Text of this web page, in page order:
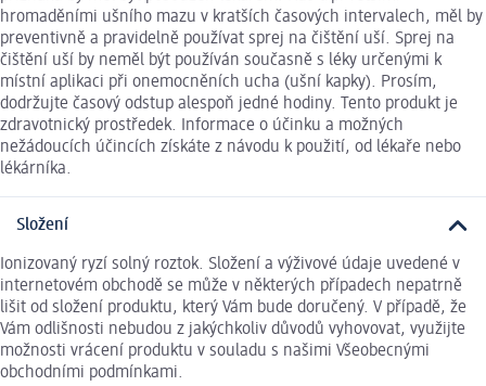
hromaděními ušního mazu v kratších časových intervalech, měl by
preventivně a pravidelně používat sprej na čištění uší. Sprej na
čištění uší by neměl být používán současně s léky určenými k
místní aplikaci při onemocněních ucha (ušní kapky). Prosím,
dodržujte časový odstup alespoň jedné hodiny. Tento produkt je
zdravotnický prostředek. Informace o účinku a možných
nežádoucích účincích získáte z návodu k použití, od lékaře nebo
lékárníka.
Složení
Ionizovaný ryzí solný roztok. Složení a výživové údaje uvedené v
internetovém obchodě se může v některých případech nepatrně
lišit od složení produktu, který Vám bude doručený. V případě, že
Vám odlišnosti nebudou z jakýchkoliv důvodů vyhovovat, využijte
možnosti vrácení produktu v souladu s našimi Všeobecnými
obchodními podmínkami.